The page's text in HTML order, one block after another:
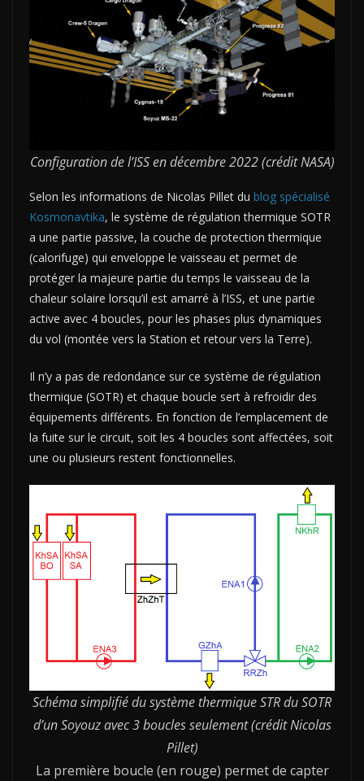
Configuration de l’ISS en décembre 2022 (crédit NASA)
Selon les informations de Nicolas Pillet du blog spécialisé
Kosmonavtika, le système de régulation thermique SOTR
a une partie passive, la couche de protection thermique
(calorifuge) qui enveloppe le vaisseau et permet de
protéger la majeure partie du temps le vaisseau de la
chaleur solaire lorsqu’il est amarré à l’ISS, et une partie
active avec 4 boucles, pour les phases plus dynamiques
du vol (montée vers la Station et retour vers la Terre).
Il n’y a pas de redondance sur ce système de régulation
thermique (SOTR) et chaque boucle sert à refroidir des
équipements différents. En fonction de l’emplacement de
la fuite sur le circuit, soit les 4 boucles sont affectées, soit
une ou plusieurs restent fonctionnelles.
Schéma simplifié du système thermique STR du SOTR
d’un Soyouz avec 3 boucles seulement (crédit Nicolas
Pillet)
La première boucle (en rouge) permet de capter